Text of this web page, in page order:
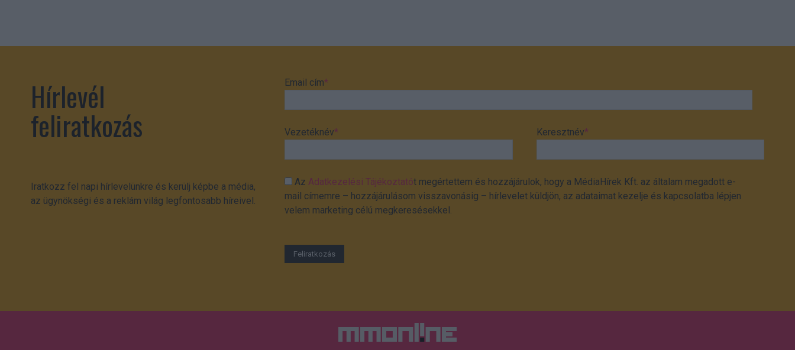
Hírlevél
feliratkozás
Iratkozz fel napi hírlevelünkre és kerülj képbe a média,
az ügynökségi és a reklám világ legfontosabb híreivel.
Email cím*
Vezetéknév* Keresztnév*
AzAdatkezelési Tájékoztatót megértettem és hozzájárulok, hogy a MédiaHírek Kft. az általam megadott e-
mail címemre – hozzájárulásom visszavonásig – hírlevelet küldjön, az adataimat kezelje és kapcsolatba lépjen
velem marketing célú megkeresésekkel.